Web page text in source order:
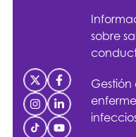
sobre
Gestión